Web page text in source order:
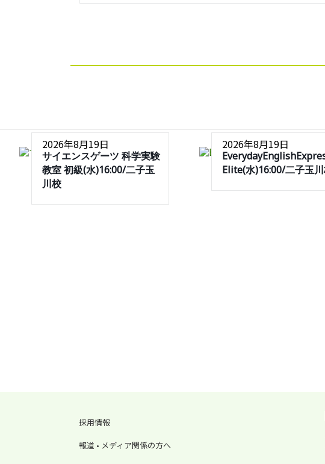
2026年8月19日
サイエンスゲーツ 科学実験
教室 初級(水)16:00/二子玉
川校
2026年8月19日
Elite(水)16:00/二子玉
採用情報
報道 • メディア関係の方へ